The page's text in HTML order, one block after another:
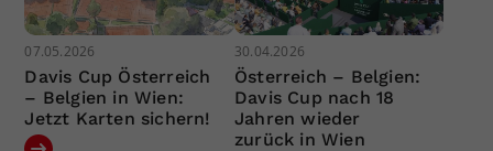
07.05.2026
Davis Cup Österreich
– Belgien in Wien:
Jetzt Karten sichern!
30.04.2026
Österreich – Belgien:
Davis Cup nach 18
Jahren wieder
zurück in Wien